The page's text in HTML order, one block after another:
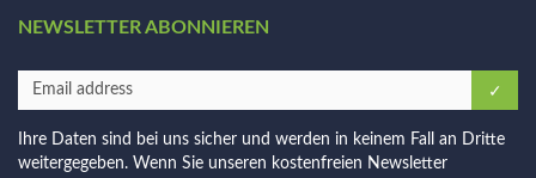
NEWSLETTER ABONNIEREN
Ihre Daten sind bei uns sicher und werden in keinem Fall an Dritte
weitergegeben. Wenn Sie unseren kostenfreien Newsletter